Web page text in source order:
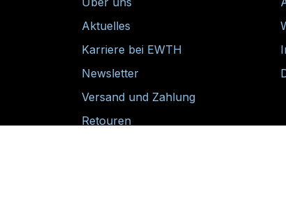
Aktuelles
Karriere bei EWTH
Newsletter
Versand und Zahlung
Retouren